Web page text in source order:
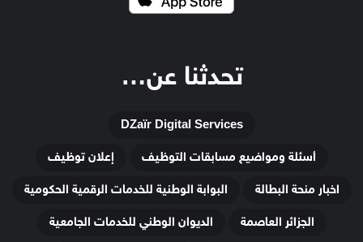
تحدثنا عن…
DZaïr Digital Services
أسئلة ومواضيع مسابقات التوظيف
إعلان توظيف
اخبار منحة البطالة
البوابة الوطنية للخدمات الرقمية الحكومية
الجزائر العاصمة
الديوان الوطني للخدمات الجامعية